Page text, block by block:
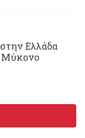
Ελλάδα
Μύκονο